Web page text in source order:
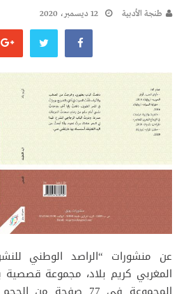
طنجة الأدبية 12 ديسمبر، 2020
عن منشورات “الراصد الوطني
المغربي كريم بلاد، مجموعة قصصية